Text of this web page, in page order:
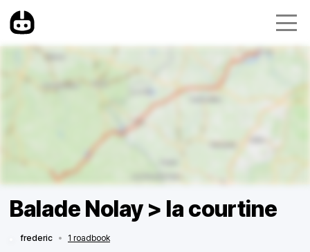
Balade Nolay > la courtine
frederic • 1 roadbook